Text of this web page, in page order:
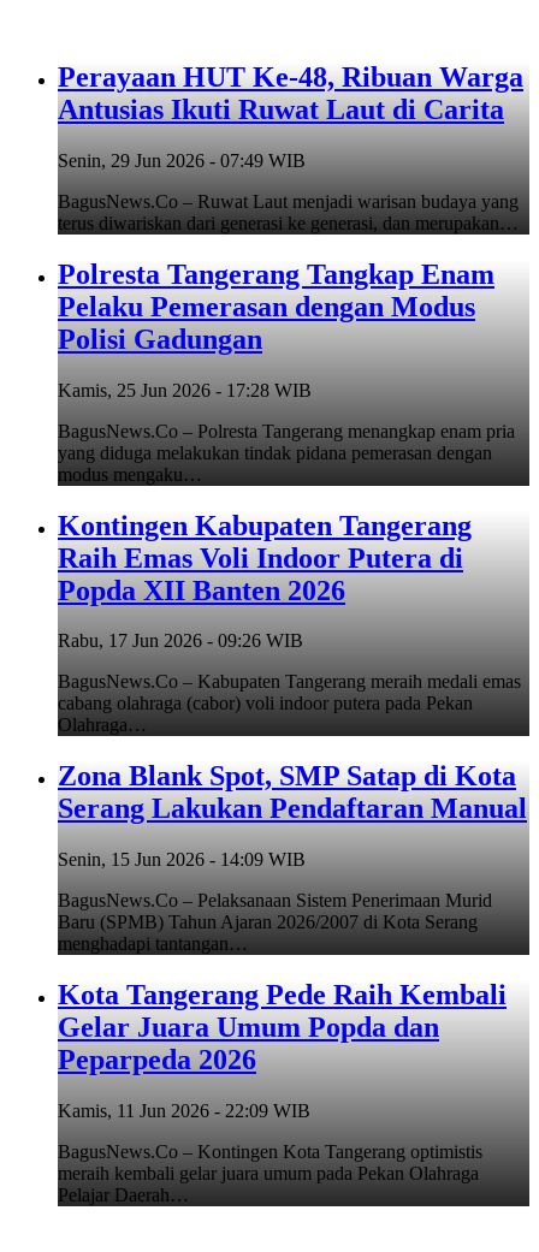
Perayaan HUT Ke-48, Ribuan Warga
Antusias Ikuti Ruwat Laut di Carita
Senin, 29 Jun 2026 - 07:49 WIB
BagusNews.Co – Ruwat Laut menjadi warisan budaya yang
terus diwariskan dari generasi ke generasi, dan merupakan…
Polresta Tangerang Tangkap Enam
Pelaku Pemerasan dengan Modus
Polisi Gadungan
Kamis, 25 Jun 2026 - 17:28 WIB
BagusNews.Co – Polresta Tangerang menangkap enam pria
yang diduga melakukan tindak pidana pemerasan dengan
modus mengaku…
Kontingen Kabupaten Tangerang
Raih Emas Voli Indoor Putera di
Popda XII Banten 2026
Rabu, 17 Jun 2026 - 09:26 WIB
BagusNews.Co – Kabupaten Tangerang meraih medali emas
cabang olahraga (cabor) voli indoor putera pada Pekan
Olahraga…
Zona Blank Spot, SMP Satap di Kota
Serang Lakukan Pendaftaran Manual
Senin, 15 Jun 2026 - 14:09 WIB
BagusNews.Co – Pelaksanaan Sistem Penerimaan Murid
Baru (SPMB) Tahun Ajaran 2026/2007 di Kota Serang
menghadapi tantangan…
Kota Tangerang Pede Raih Kembali
Gelar Juara Umum Popda dan
Peparpeda 2026
Kamis, 11 Jun 2026 - 22:09 WIB
BagusNews.Co – Kontingen Kota Tangerang optimistis
meraih kembali gelar juara umum pada Pekan Olahraga
Pelajar Daerah…